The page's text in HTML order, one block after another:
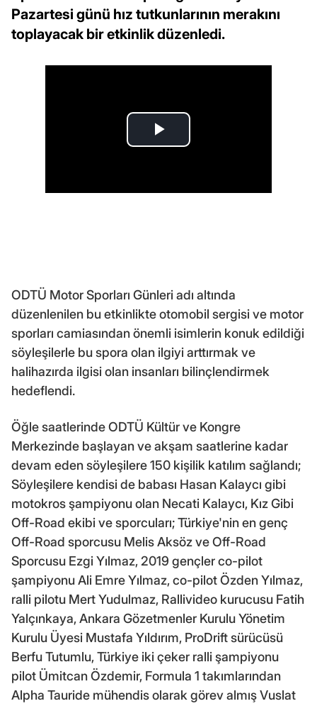
Pazartesi günü hız tutkunlarının merakını
toplayacak bir etkinlik düzenledi.
ODTÜ Motor Sporları Günleri adı altında
düzenlenilen bu etkinlikte otomobil sergisi ve motor
sporları camiasından önemli isimlerin konuk edildiği
söyleşilerle bu spora olan ilgiyi arttırmak ve
halihazırda ilgisi olan insanları bilinçlendirmek
hedeflendi.
Öğle saatlerinde ODTÜ Kültür ve Kongre
Merkezinde başlayan ve akşam saatlerine kadar
devam eden söyleşilere 150 kişilik katılım sağlandı;
Söyleşilere kendisi de babası Hasan Kalaycı gibi
motokros şampiyonu olan Necati Kalaycı, Kız Gibi
Off-Road ekibi ve sporcuları; Türkiye'nin en genç
Off-Road sporcusu Melis Aksöz ve Off-Road
Sporcusu Ezgi Yılmaz, 2019 gençler co-pilot
şampiyonu Ali Emre Yılmaz, co-pilot Özden Yılmaz,
ralli pilotu Mert Yudulmaz, Rallivideo kurucusu Fatih
Yalçınkaya, Ankara Gözetmenler Kurulu Yönetim
Kurulu Üyesi Mustafa Yıldırım, ProDrift sürücüsü
Berfu Tutumlu, Türkiye iki çeker ralli şampiyonu
pilot Ümitcan Özdemir, Formula 1 takımlarından
Alpha Tauride mühendis olarak görev almış Vuslat